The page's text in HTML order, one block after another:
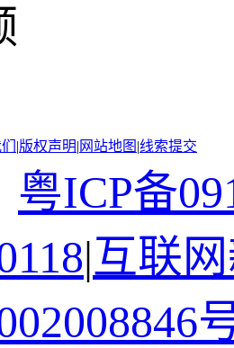
|版权声明| 网站地图 |线索提交
粤ICP备
|互联